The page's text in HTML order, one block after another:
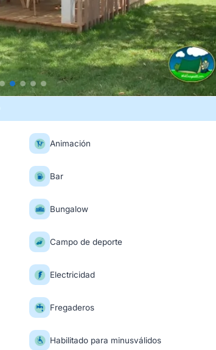
Animación
Bar
Bungalow
Campo de deporte
Electricidad
Fregaderos
Habilitado para minusválidos